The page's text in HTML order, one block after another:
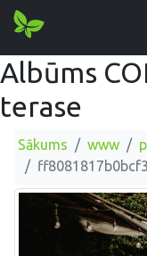
Albūms
terase
Sākums www